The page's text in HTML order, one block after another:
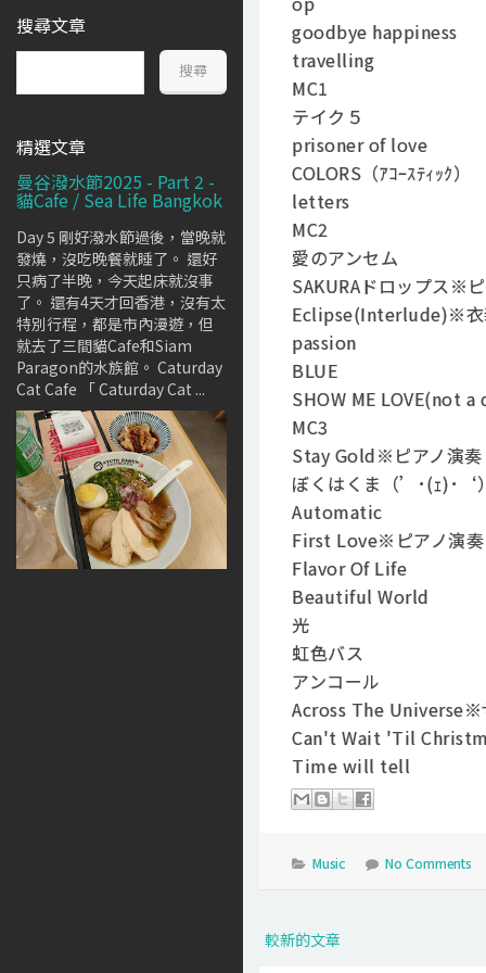
搜尋文章
精選文章
曼谷潑水節2025 - Part 2 -
貓Cafe / Sea Life Bangkok
Day 5 剛好潑水節過後，當晚就
發燒，沒吃晚餐就睡了。 還好
只病了半晚，今天起床就沒事
了。 還有4天才回香港，沒有太
特別行程，都是市內漫遊，但
就去了三間貓Cafe和Siam
Paragon的水族館。 Caturday
Cat Cafe 「 Caturday Cat ...
goodbye happiness
travelling
MC1
テイク５
prisoner of love
COLORS（ｱｺｰｽﾃｨｯｸ）
letters
MC2
愛のアンセム
SAKURAドロップス※
Eclipse(Interlude)※衣
passion
BLUE
SHOW ME LOVE(not a
MC3
Stay Gold※ピアノ演奏
ぼくはくま（’･(ｪ)･‘）
Automatic
First Love※ピアノ演奏
Flavor Of Life
Beautiful World
光
虹色バス
アンコール
Across The Universe※
Can't Wait 'Til
Time will tell
Music No Comments
較新的文章